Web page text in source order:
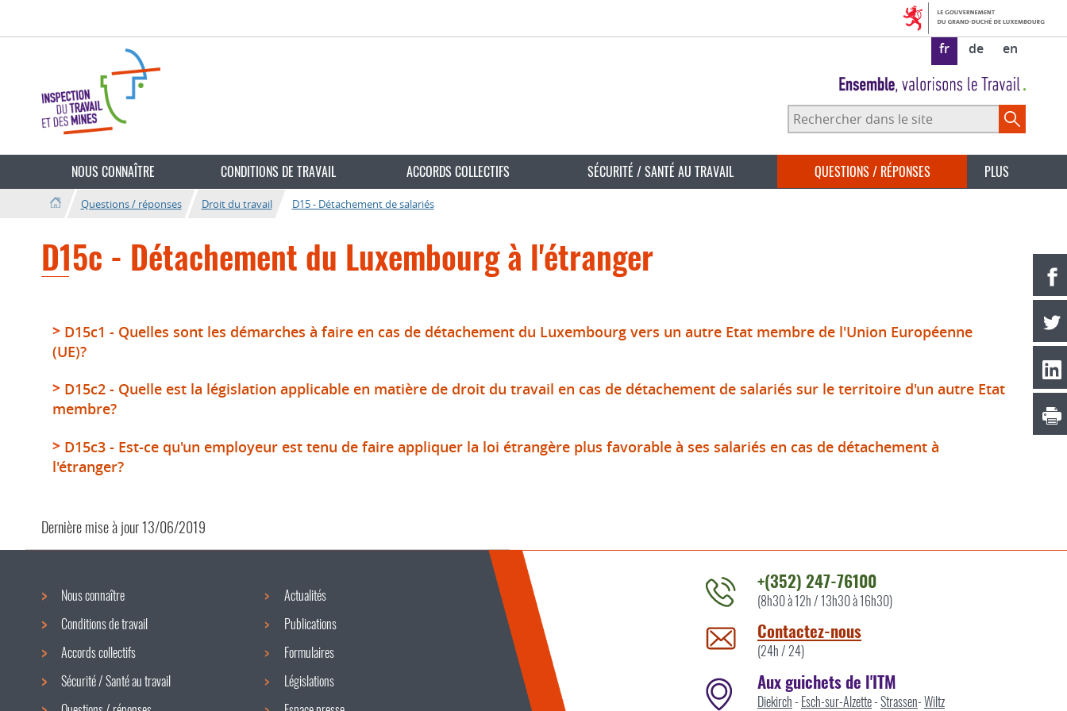
langue
fr de en
Rechercher
dans
NOUS CONNAÎTRE CONDITIONS DE TRAVAIL ACCORDS COLLECTIFS SÉCURITÉ / SANTÉ AU TRAVAIL QUESTIONS / RÉPONSES PLUS
Questions / réponses Droit du travail D15 - Détachement de salariés
D15c - Détachement du Luxembourg à l'étranger
D15c1 - Quelles sont les démarches à faire en cas de détachement du Luxembourg vers un autre Etat membre de l'Union Européenne
(UE)?
D15c2 - Quelle est la législation applicable en matière de droit du travail en cas de détachement de salariés sur le territoire d'un autre Etat
membre?
D15c3 - Est-ce qu'un employeur est tenu de faire appliquer la loi étrangère plus favorable à ses salariés en cas de détachement à
l'étranger?
Dernière mise à jour13/06/2019
Menu
de
navigation
Nous connaître
Conditions de travail
Accords collectifs
Sécurité / Santé au travail
Actualités
Publications
Formulaires
Législations
Contacter
l'ITM
par
+(352) 247-76100
(8h30 à 12h / 13h30 à 16h30)
Contactez-nous
(24h / 24)
Aux guichets de l'ITM
Diekirch- Esch-sur-Alzette-Strassen-Wiltz